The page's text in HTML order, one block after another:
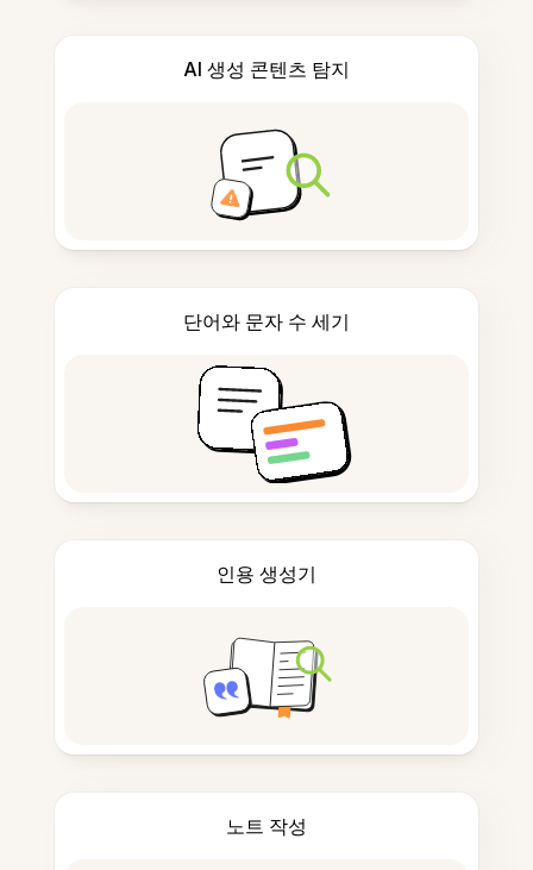
AI 생성 콘텐츠 탐지
단어와 문자 수 세기
인용 생성기
노트 작성